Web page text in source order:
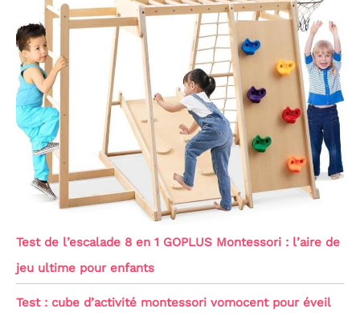
Test de l’escalade 8 en 1 GOPLUS Montessori : l’aire de
jeu ultime pour enfants
Test : cube d’activité montessori vomocent pour éveil